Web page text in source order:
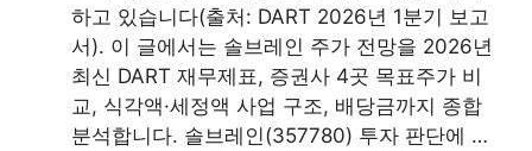
하고 있습니다(출처: DART 2026년 1분기 보고
서). 이 글에서는 솔브레인 주가 전망을 2026년
최신 DART 재무제표, 증권사 4곳 목표주가 비
교, 식각액·세정액 사업 구조, 배당금까지 종합
분석합니다. 솔브레인(357780) 투자 판단에 …